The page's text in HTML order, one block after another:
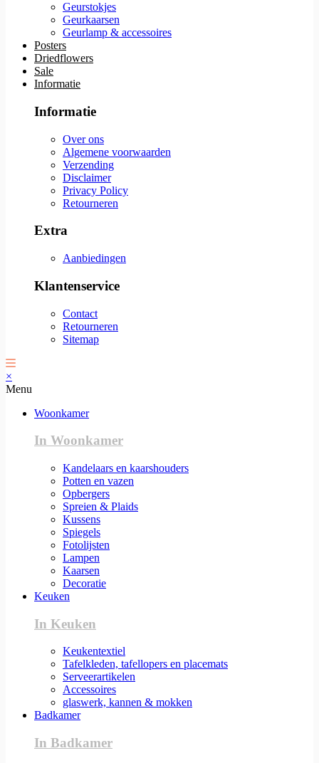
Geurstokjes
Geurkaarsen
Geurlamp & accessoires
Posters
Driedflowers
Sale
Informatie
Informatie
Over ons
Algemene voorwaarden
Verzending
Disclaimer
Privacy Policy
Retourneren
Extra
Aanbiedingen
Klantenservice
Contact
Retourneren
Sitemap
×
Menu
Woonkamer
In Woonkamer
Kandelaars en kaarshouders
Potten en vazen
Opbergers
Spreien & Plaids
Kussens
Spiegels
Fotolijsten
Lampen
Kaarsen
Decoratie
Keuken
In Keuken
Keukentextiel
Tafelkleden, tafellopers en placemats
Serveerartikelen
Accessoires
glaswerk, kannen & mokken
Badkamer
In Badkamer